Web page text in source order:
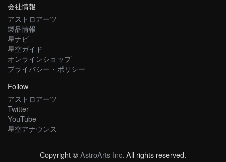
会社情報
アストロアーツ
製品情報
星ナビ
星空ガイド
オンラインショップ
プライバシー・ポリシー
Follow
アストロアーツ
Twitter
YouTube
星空アナウンス
Copyright ©AstroArts Inc. All rights reserved.